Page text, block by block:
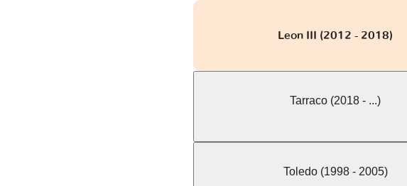
Leon III (2012 - 2018)
Tarraco (2018 - ...)
Toledo (1998 - 2005)